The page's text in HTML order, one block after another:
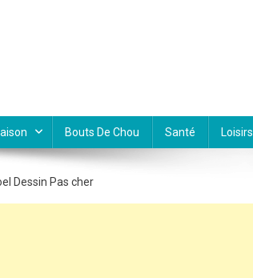
Bouts De Chou Santé Loisirs
Dessin Pas cher